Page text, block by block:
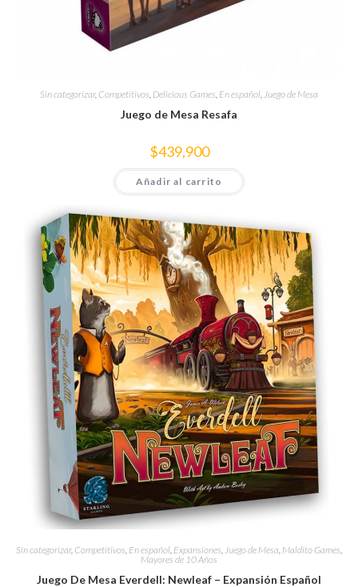
Sin categorizar, Competitivos Delicious Games En español Juego de Mesa
Juego de Mesa Resafa
$439,900
Añadir al carrito
Sin categorizar, Competitivos En español Expansiones Juego de Mesa Maldito Games
Mayores de 10 Años
Juego De Mesa Everdell: Newleaf – Expansión Español